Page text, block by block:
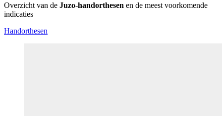
Overzicht van de Juzo-handorthesen en de meest voorkomende
indicaties
Handorthesen